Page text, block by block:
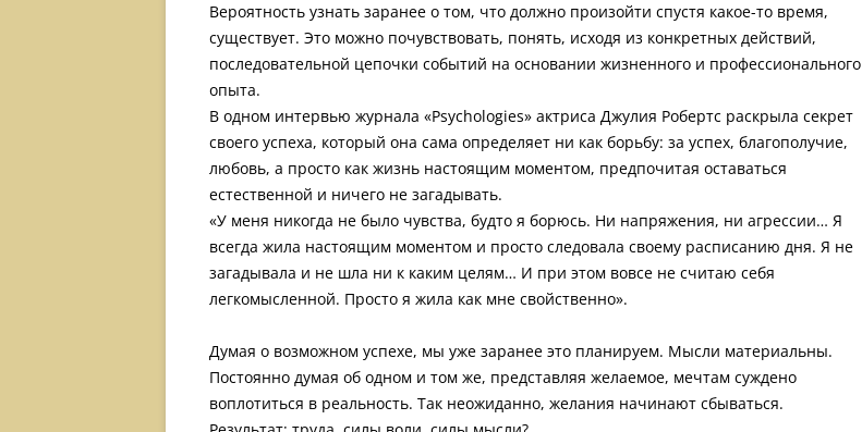
Вероятность узнать заранее о том, что должно произойти спустя какое-то время,
существует. Это можно почувствовать, понять, исходя из конкретных действий,
последовательной цепочки событий на основании жизненного и профессионального
опыта.
В одном интервью журнала «Psychologies» актриса Джулия Робертс раскрыла секрет
своего успеха, который она сама определяет ни как борьбу: за успех, благополучие,
любовь, а просто как жизнь настоящим моментом, предпочитая оставаться
естественной и ничего не загадывать.
«У меня никогда не было чувства, будто я борюсь. Ни напряжения, ни агрессии… Я
всегда жила настоящим моментом и просто следовала своему расписанию дня. Я не
загадывала и не шла ни к каким целям… И при этом вовсе не считаю себя
легкомысленной. Просто я жила как мне свойственно».
Думая о возможном успехе, мы уже заранее это планируем. Мысли материальны.
Постоянно думая об одном и том же, представляя желаемое, мечтам суждено
воплотиться в реальность. Так неожиданно, желания начинают сбываться.